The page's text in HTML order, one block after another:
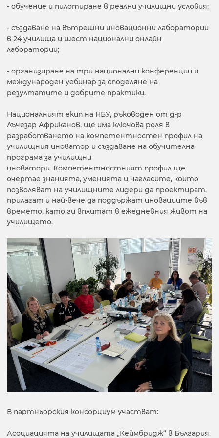
- обучение и пилотиране в реални училищни условия;
- създаване на вътрешни иновационни лаборатории
в 24 училища и шест национални онлайн
лаборатории;
- организиране на три национални конференции и
международен уебинар за споделяне на
резултатите и добрите практики.
Националният екип на НБУ, ръководен от д-р
Лъчезар Африканов, ще има ключова роля в
разработването на компетентностен профил на
училищния иноватор и създаване на обучителна
програма за училищни
иноватори. Компетентностният профил ще
очертае знанията, уменията и нагласите, които
позволяват на училищните лидери да проектират,
прилагат и най-вече да поддържат иновациите във
времето, като ги вплитат в ежедневния живот на
училището.
В партньорския консорциум участват:
Асоциацията на училищата „Кеймбридж“ в България